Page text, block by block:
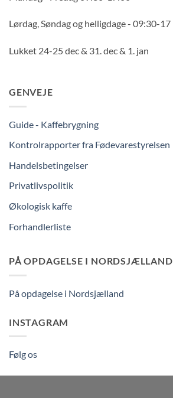
Lørdag, Søndag og helligdage - 09:30-17
Lukket 24-25 dec & 31. dec & 1. jan
GENVEJE
Guide - Kaffebrygning
Kontrolrapporter fra Fødevarestyrelsen
Handelsbetingelser
Privatlivspolitik
Økologisk kaffe
Forhandlerliste
PÅ OPDAGELSE I NORDSJÆLLAND
På opdagelse i Nordsjælland
INSTAGRAM
Følg os